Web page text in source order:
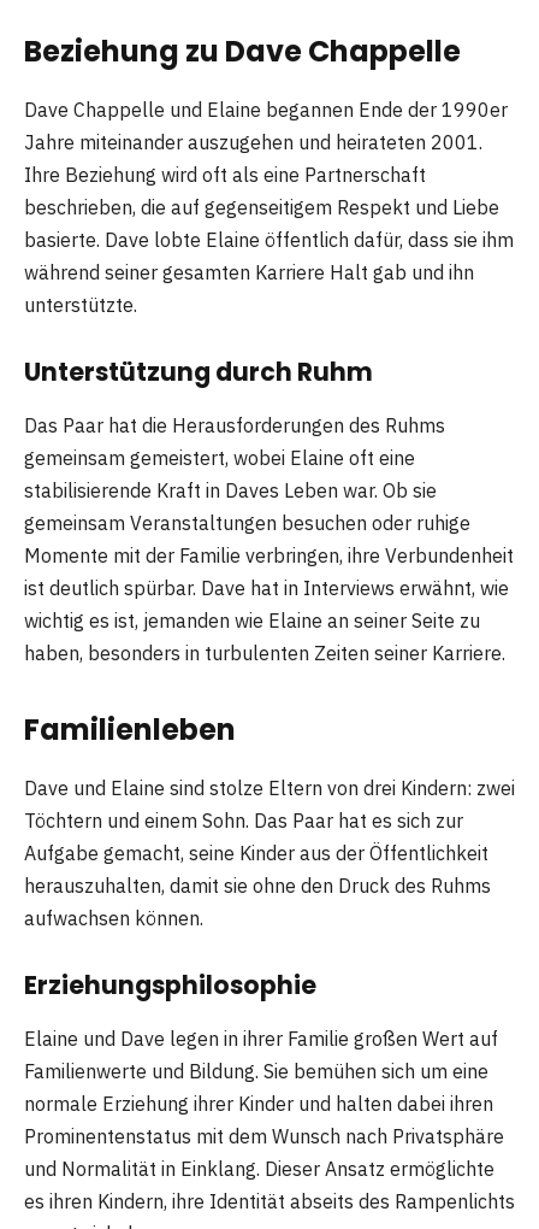
Beziehung zu Dave Chappelle
Dave Chappelle und Elaine begannen Ende der 1990er
Jahre miteinander auszugehen und heirateten 2001.
Ihre Beziehung wird oft als eine Partnerschaft
beschrieben, die auf gegenseitigem Respekt und Liebe
basierte. Dave lobte Elaine öffentlich dafür, dass sie ihm
während seiner gesamten Karriere Halt gab und ihn
unterstützte.
Unterstützung durch Ruhm
Das Paar hat die Herausforderungen des Ruhms
gemeinsam gemeistert, wobei Elaine oft eine
stabilisierende Kraft in Daves Leben war. Ob sie
gemeinsam Veranstaltungen besuchen oder ruhige
Momente mit der Familie verbringen, ihre Verbundenheit
ist deutlich spürbar. Dave hat in Interviews erwähnt, wie
wichtig es ist, jemanden wie Elaine an seiner Seite zu
haben, besonders in turbulenten Zeiten seiner Karriere.
Familienleben
Dave und Elaine sind stolze Eltern von drei Kindern: zwei
Töchtern und einem Sohn. Das Paar hat es sich zur
Aufgabe gemacht, seine Kinder aus der Öffentlichkeit
herauszuhalten, damit sie ohne den Druck des Ruhms
aufwachsen können.
Erziehungsphilosophie
Elaine und Dave legen in ihrer Familie großen Wert auf
Familienwerte und Bildung. Sie bemühen sich um eine
normale Erziehung ihrer Kinder und halten dabei ihren
Prominentenstatus mit dem Wunsch nach Privatsphäre
und Normalität in Einklang. Dieser Ansatz ermöglichte
es ihren Kindern, ihre Identität abseits des Rampenlichts